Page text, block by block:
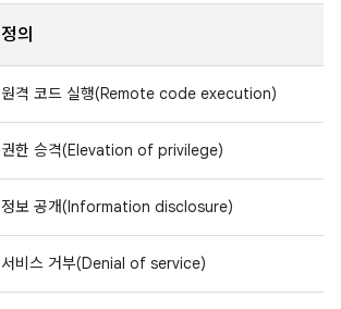
정의
원격 코드 실행(Remote code execution)
권한 승격(Elevation of privilege)
정보 공개(Information disclosure)
서비스 거부(Denial of service)